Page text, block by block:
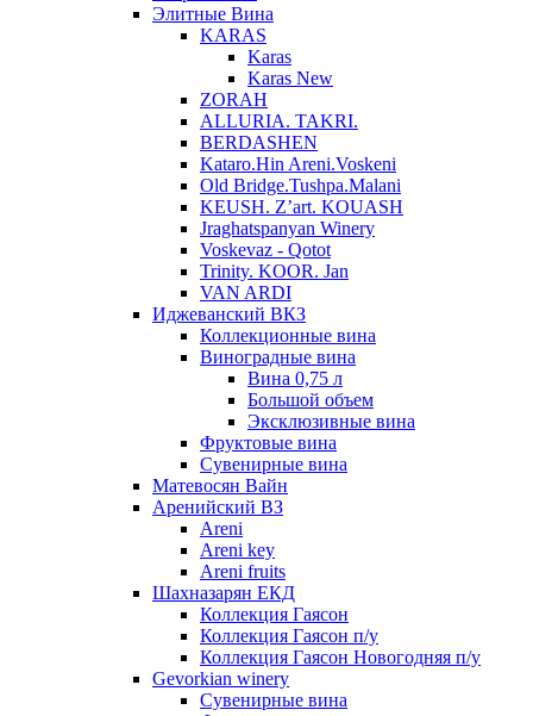
Элитные Вина
KARAS
Karas
Karas New
ZORAH
ALLURIA. TAKRI.
BERDASHEN
Kataro.Hin Areni.Voskeni
Old Bridge.Tushpa.Malani
KEUSH. Z’art. KOUASH
Jraghatspanyan Winery
Voskevaz - Qotot
Trinity. KOOR. Jan
VAN ARDI
Иджеванский ВКЗ
Коллекционные вина
Виноградные вина
Вина 0,75 л
Большой объем
Эксклюзивные вина
Фруктовые вина
Cувенирные вина
Матевосян Вайн
Аренийский ВЗ
Areni
Areni key
Areni fruits
Шахназарян ЕКД
Коллекция Гаясон
Коллекция Гаясон п/у
Коллекция Гаясон Новогодняя п/у
Gevorkian winery
Сувенирные вина